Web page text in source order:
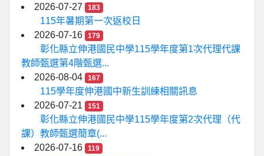
2026-07-27
183
115年暑期第一次返校日
2026-07-16
179
彰化縣立伸港國民中學115學年度第1次代理代課
教師甄選第4階甄選...
2026-08-04
167
115學年度伸港國中新生訓練相關訊息
2026-07-21
151
彰化縣立伸港國民中學115學年度第2次代理（代
課）教師甄選簡章(...
2026-07-16
119